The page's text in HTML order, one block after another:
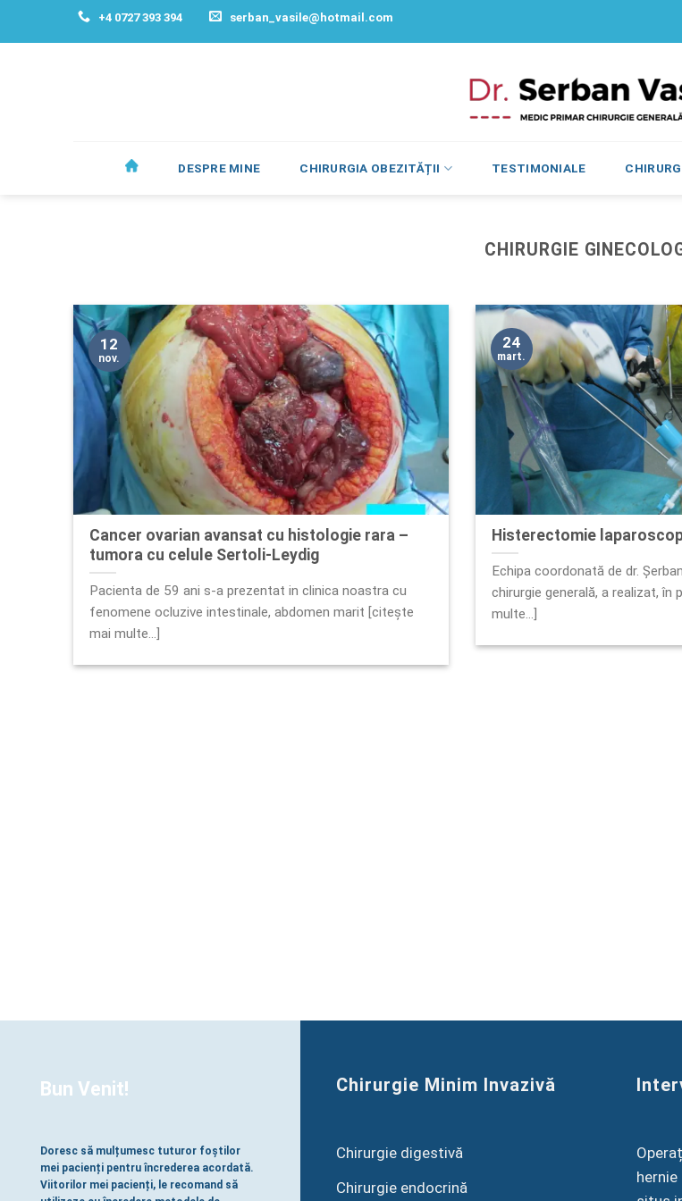
+4 0727 393 394 serban_vasile@hotmail.com
DESPRE MINE CHIRURGIA OBEZITĂȚII TESTIMONIALE
CHIRURGIE
Cancer ovarian avansat cu histologie rara –
tumora cu celule Sertoli-Leydig
Pacienta de 59 ani s-a prezentat in clinica noastra cu
fenomene ocluzive intestinale, abdomen marit [citește
mai multe...]
12
nov.
Histerectomie
Echipa coordonată de dr.
chirurgie generală, a realizat, în
multe...]
24
mart.
Bun Venit!
Doresc să mulțumesc tuturor foștilor
mei pacienți pentru încrederea acordată.
Viitorilor mei pacienți, le recomand să
Chirurgie Minim Invazivă
Chirurgie digestivă
Chirurgie endocrină